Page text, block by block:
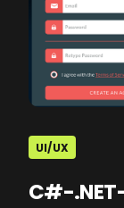
UI/UX
C#-